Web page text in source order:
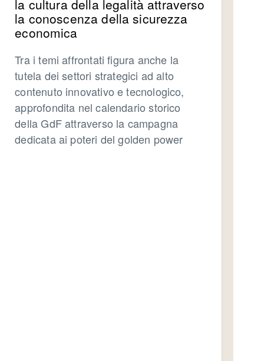
la cultura della legalità attraverso
la conoscenza della sicurezza
economica
Tra i temi affrontati figura anche la
tutela dei settori strategici ad alto
contenuto innovativo e tecnologico,
approfondita nel calendario storico
della GdF attraverso la campagna
dedicata ai poteri del golden power